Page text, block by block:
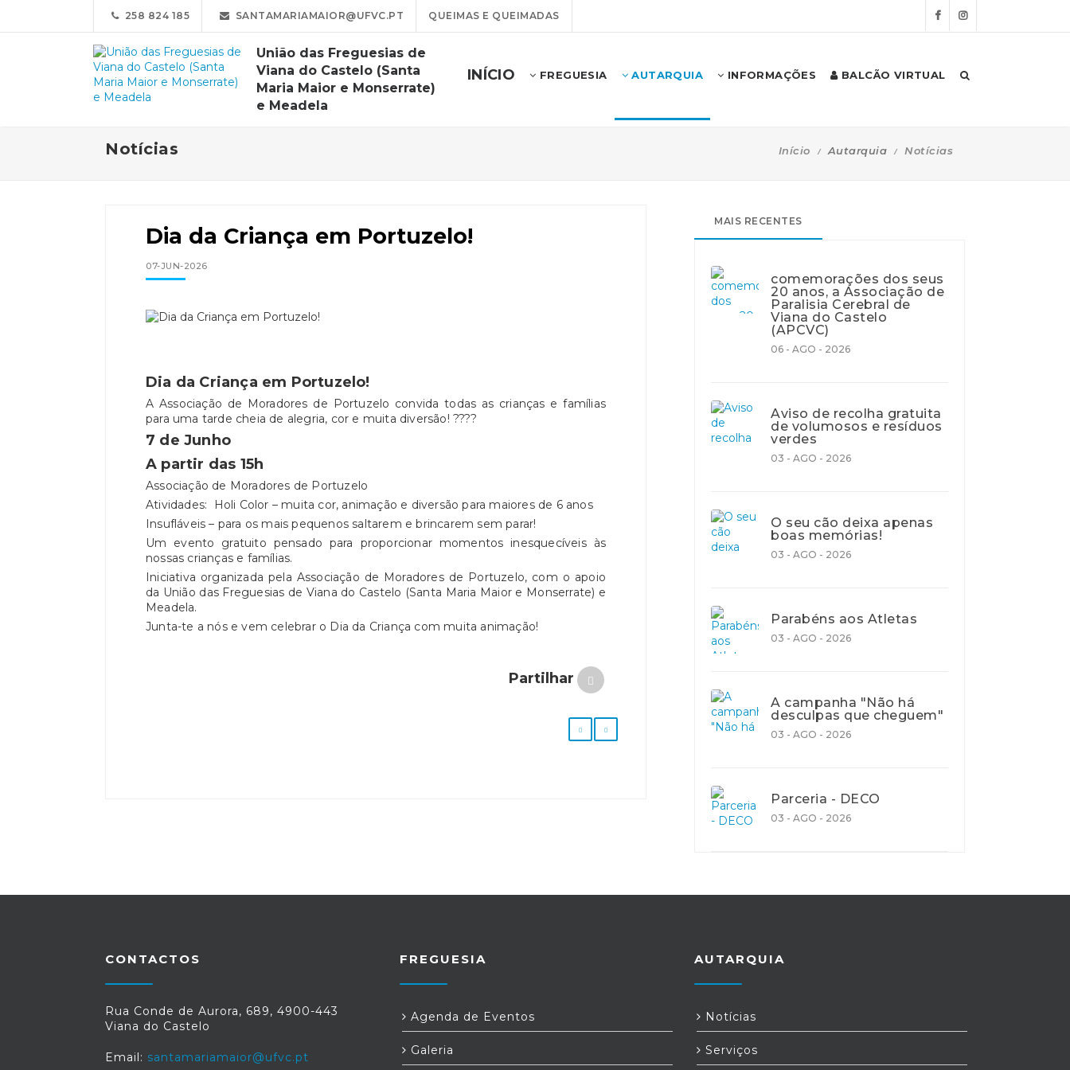
258 824 185 SANTAMARIAMAIOR@UFVC.PT QUEIMAS E QUEIMADAS
União das Freguesias de
Viana do Castelo (Santa
Maria Maior e Monserrate)
e Meadela
INÍCIO FREGUESIA AUTARQUIA INFORMAÇÕES BALCÃO VIRTUAL
Notícias Início Autarquia Notícias
Dia da Criança em Portuzelo!
07-JUN-2026
Dia da Criança em Portuzelo!
A Associação de Moradores de Portuzelo convida todas as crianças e famílias
para uma tarde cheia de alegria, cor e muita diversão! ????
7 de Junho
A partir das 15h
Associação de Moradores de Portuzelo
Atividades: Holi Color – muita cor, animação e diversão para maiores de 6 anos
Insufláveis – para os mais pequenos saltarem e brincarem sem parar!
Um evento gratuito pensado para proporcionar momentos inesquecíveis às
nossas crianças e famílias.
Iniciativa organizada pela Associação de Moradores de Portuzelo, com o apoio
da União das Freguesias de Viana do Castelo (Santa Maria Maior e Monserrate) e
Meadela.
Junta-te a nós e vem celebrar o Dia da Criança com muita animação!
Partilhar
MAIS RECENTES
comemorações dos seus
20 anos, a Associação de
Paralisia Cerebral de
Viana do Castelo
(APCVC)
06 - AGO - 2026
Aviso de recolha gratuita
de volumosos e resíduos
verdes
03 - AGO - 2026
O seu cão deixa apenas
boas memórias!
03 - AGO - 2026
Parabéns aos Atletas
03 - AGO - 2026
A campanha "Não há
desculpas que cheguem"
03 - AGO - 2026
Parceria - DECO
03 - AGO - 2026
CONTACTOS
Rua Conde de Aurora, 689, 4900-443
Viana do Castelo
Email: santamariamaior@ufvc.pt
FREGUESIA
Agenda de Eventos
Galeria
AUTARQUIA
Notícias
Serviços